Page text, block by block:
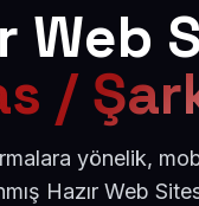
Web
/
yönelik,
Hazır Web